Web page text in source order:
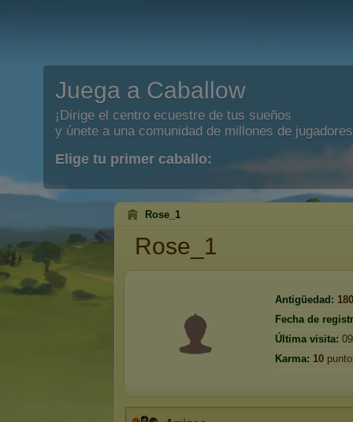
Juega a Caballow
¡Dirige el centro ecuestre de tus sueños
y únete a una comunidad de millones de
Elige tu primer caballo:
Rose_1
Rose_1
Antigüedad: 180
Fecha de
Última visita:
Karma: 10